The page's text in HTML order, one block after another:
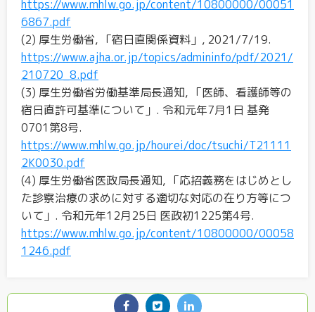
https://www.mhlw.go.jp/content/10800000/00051
6867.pdf
(2) 厚生労働省, 「宿日直関係資料」, 2021/7/19.
https://www.ajha.or.jp/topics/admininfo/pdf/2021/
210720_8.pdf
(3) 厚生労働省労働基準局長通知, 「医師、看護師等の
宿日直許可基準について」. 令和元年7月1日 基発
0701第8号.
https://www.mhlw.go.jp/hourei/doc/tsuchi/T21111
2K0030.pdf
(4) 厚生労働省医政局長通知, 「応招義務をはじめとし
た診察治療の求めに対する適切な対応の在り方等につ
いて」. 令和元年12月25日 医政初1225第4号.
https://www.mhlw.go.jp/content/10800000/00058
1246.pdf